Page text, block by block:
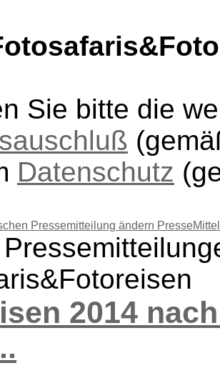
Sie bitte die
Datenschutz
Pressemitteilung ändern
2014